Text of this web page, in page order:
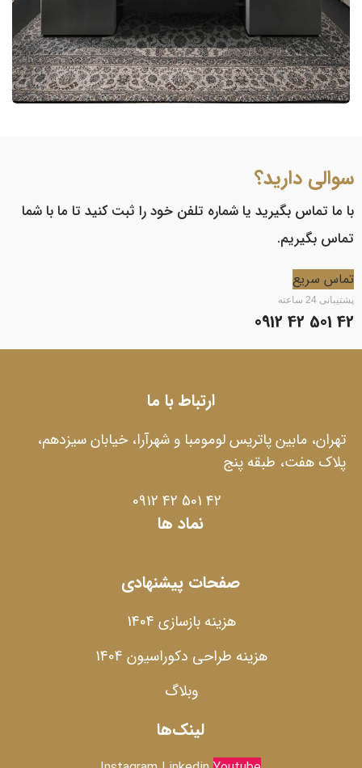
سوالی دارید؟
با ما تماس بگیرید یا شماره تلفن خود را ثبت کنید تا ما با شما
تماس بگیریم.
تماس سریع
پشتیبانی 24 ساعته
42 501 42 0912
ارتباط با ما
تهران، مابین پاتریس لومومبا و شهرآرا، خیابان سیزدهم،
پلاک هفت، طبقه پنج
42 501 42 0912
نماد ها
صفحات پیشنهادی
هزینه بازسازی 1404
هزینه طراحی دکوراسیون 1404
وبلاگ
لینک‌ها